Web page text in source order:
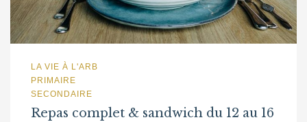
LA VIE À L'ARB
PRIMAIRE
SECONDAIRE
Repas complet & sandwich du 12 au 16